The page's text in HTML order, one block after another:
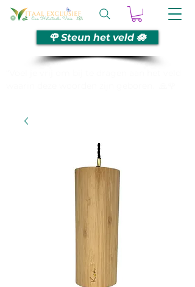
🌹 Steun het veld 🪷